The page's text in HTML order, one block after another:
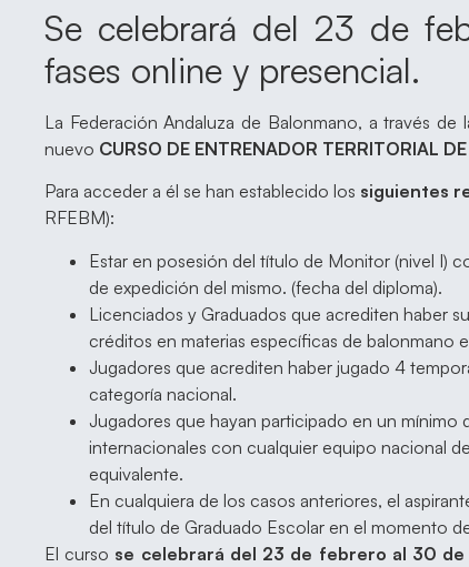
Se celebrará del 23 de
fases online y presencial.
La Federación Andaluza de Balonmano, a través
nuevo CURSO DE ENTRENADOR TERRITORIAL
Para acceder a él se han establecido los siguientes
RFEBM):
Estar en posesión del título de Monitor (nivel I)
de expedición del mismo. (fecha del diploma).
Licenciados y Graduados que acrediten haber
créditos en materias específicas de balonmano
Jugadores que acrediten haber jugado 4
categoría nacional.
Jugadores que hayan participado en un mínimo
internacionales con cualquier equipo nacional
equivalente.
En cualquiera de los casos anteriores, el
del título de Graduado Escolar en el momento
El curso se celebrará del 23 de febrero al 30